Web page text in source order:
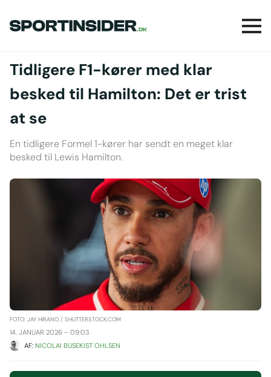
Tidligere F1-kører med klar
besked til Hamilton: Det er trist
at se
En tidligere Formel 1-kører har sendt en meget klar
besked til Lewis Hamilton.
FOTO: JAY HIRANO / SHUTTERSTOCK.COM
14. JANUAR 2026 – 09:03
AF: NICOLAI BUSEKIST OHLSEN